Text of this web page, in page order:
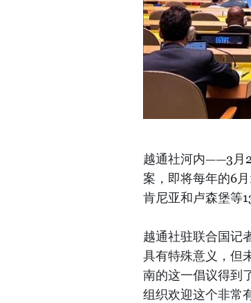
越通社河内——3月
案，即将每年的6
肯尼亚和卢森堡等
越通社驻联合国记
具有特殊意义，但
南的这一倡议得到
组织欢迎这个非常